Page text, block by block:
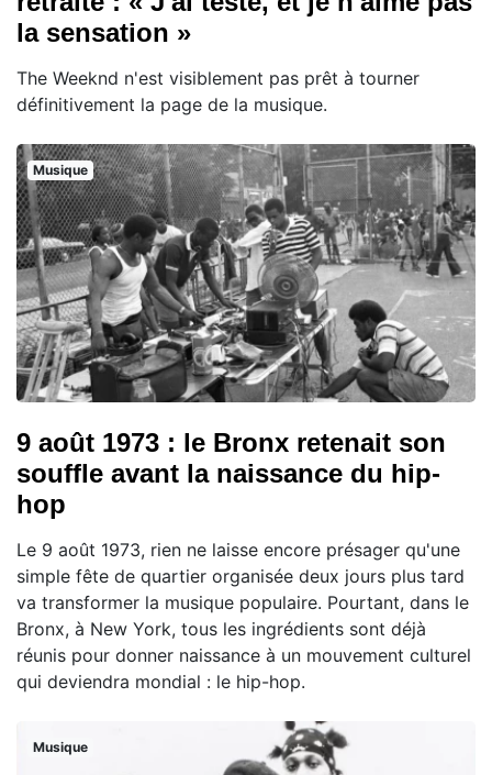
la sensation »
The Weeknd n'est visiblement pas prêt à tourner
définitivement la page de la musique.
Musique
9 août 1973 : le Bronx retenait son
souffle avant la naissance du hip-
hop
Le 9 août 1973, rien ne laisse encore présager qu'une
simple fête de quartier organisée deux jours plus tard
va transformer la musique populaire. Pourtant, dans le
Bronx, à New York, tous les ingrédients sont déjà
réunis pour donner naissance à un mouvement culturel
qui deviendra mondial : le hip-hop.
Musique